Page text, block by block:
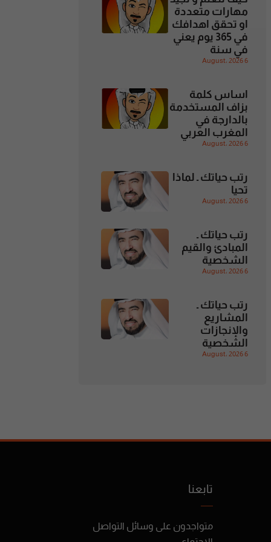
مهارات متعددة
او تحقق اهدافك
في 365 يوم يعني
في سنة
6 August، 2026
اساس كلمة
بزاف المستخدمة
بالدارجة في
المغرب العربي
6 August، 2026
رتب حياتك ـ لماذا
تحيا
6 August، 2026
رتب حياتك ـ
المبادئ والقيم
الشخصية
6 August، 2026
رتب حياتك ـ
المشاريع
والإنجازات
الشخصية
6 August، 2026
تابعنا
متواجدون على وسائل التواصل